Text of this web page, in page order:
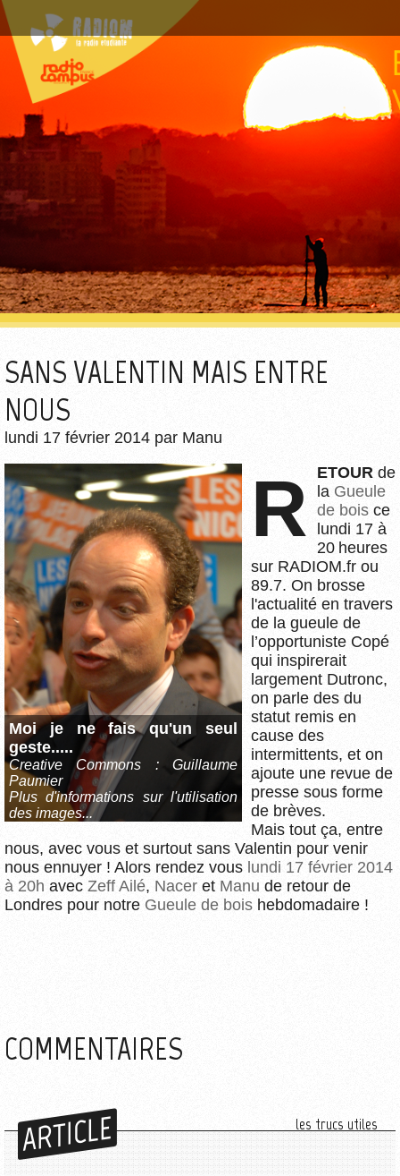
SANS VALENTIN MAIS ENTRE
NOUS
lundi 17 février 2014 par Manu
Moi je ne fais qu'un seul
geste.....
Creative Commons : Guillaume
Paumier
Plus d'informations sur l'utilisation
des images...
RETOUR de
la Gueule
de bois ce
lundi 17 à
20 heures
sur RADIOM.fr ou
89.7. On brosse
l'actualité en travers
de la gueule de
l’opportuniste Copé
qui inspirerait
largement Dutronc,
on parle des du
statut remis en
cause des
intermittents, et on
ajoute une revue de
presse sous forme
de brèves.
Mais tout ça, entre
nous, avec vous et surtout sans Valentin pour venir
nous ennuyer ! Alors rendez vous lundi 17 février 2014
à 20h avec Zeff Ailé, Nacer et Manu de retour de
Londres pour notre Gueule de bois hebdomadaire !
COMMENTAIRES
ARTICLE les trucs utiles